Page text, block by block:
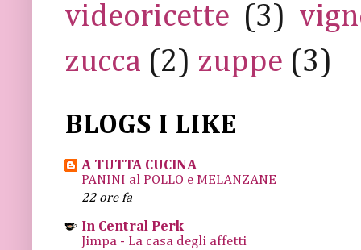
videoricette (3)
zucca (2) zuppe (3)
BLOGS I LIKE
A TUTTA CUCINA
PANINI al POLLO e MELANZANE
22 ore fa
In Central Perk
Jimpa - La casa degli affetti